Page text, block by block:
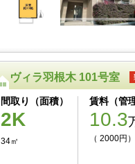
ヴィラ羽根木 101号室
間取り（面積）
2K
34㎡
賃料（管
10.3
（ 2000円）